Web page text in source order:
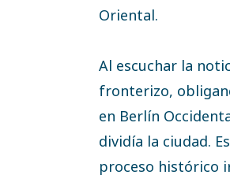
Oriental.
Al escuchar la
fronterizo,
en Berlín
dividía la ciudad.
proceso histórico